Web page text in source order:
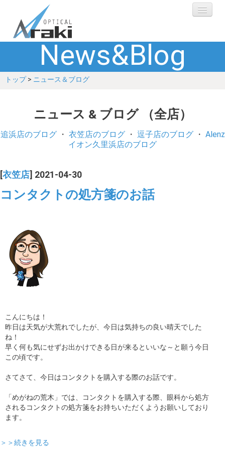
選ばれる理由
ブランド
補聴器
ギャラリー
コラム
採用
News&Blog
トップ> ニュース＆ブログ
ニュース & ブログ （全店）
追浜店のブログ・ 衣笠店のブログ・ 逗子店のブログ・ Alenz
イオン久里浜店のブログ
衣笠店 ] 2021-04-30
コンタクトの処方箋のお話
こんにちは！
昨日は天気が大荒れでしたが、今日は気持ちの良い晴天でした
ね！
早く何も気にせずお出かけできる日が来るといいな～と願う今日
この頃です。
さてさて、今日はコンタクトを購入する際のお話です。
「めがねの荒木」では、コンタクトを購入する際、眼科から処方
されるコンタクトの処方箋をお持ちいただくようお願いしており
ます。
＞＞続きを見る